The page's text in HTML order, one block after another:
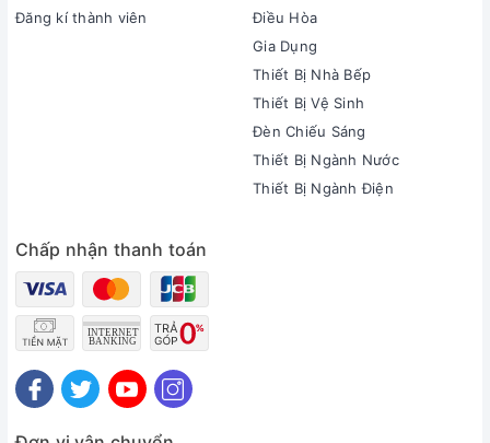
Đăng kí thành viên
Điều Hòa
Gia Dụng
Thiết Bị Nhà Bếp
Thiết Bị Vệ Sinh
Đèn Chiếu Sáng
Thiết Bị Ngành Nước
Thiết Bị Ngành Điện
Chấp nhận thanh toán